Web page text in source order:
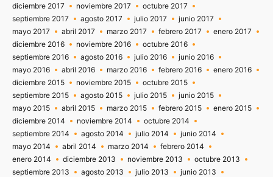
diciembre 2017
noviembre 2017
octubre 2017
septiembre 2017
agosto 2017 julio 2017
junio 2017
mayo 2017
abril 2017 marzo 2017 febrero 2017
enero 2017
diciembre 2016
noviembre 2016
octubre 2016
septiembre 2016
agosto 2016 julio 2016
junio 2016
mayo 2016
abril 2016 marzo 2016 febrero 2016
enero 2016
diciembre 2015
noviembre 2015
octubre 2015
septiembre 2015
agosto 2015 julio 2015
junio 2015
mayo 2015
abril 2015 marzo 2015 febrero 2015
enero 2015
diciembre 2014
noviembre 2014
octubre 2014
septiembre 2014
agosto 2014 julio 2014
junio 2014
mayo 2014
abril 2014 marzo 2014
febrero 2014
enero 2014
diciembre 2013 noviembre 2013
octubre 2013
septiembre 2013
agosto 2013 julio 2013
junio 2013